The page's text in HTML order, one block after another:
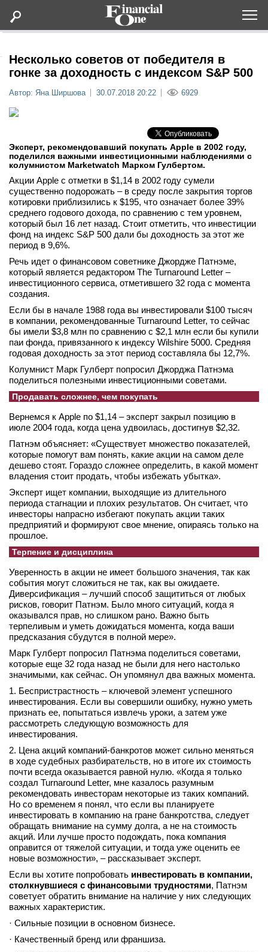
Статьи
Lifestyle
Мероприятия
Новости
Интервью
вконтакте
телеграм
Стать автором
Вход
Несколько советов от победителя в
гонке за доходность с индексом S&P 500
Автор: Яна Ширшова 30.07.2018 20:22 6929
Эксперт, рекомендовавший покупать Apple в 2002 году,
поделился важными инвестиционными наблюдениями с
колумнистом Marketwatch Марком Гулбертом.
Акции Apple с отметки в $1,14 в 2002 году сумели
существенно подорожать – в среду после закрытия торгов
котировки приблизились к $195, что означает более 39%
среднего годового дохода, по сравнению с тем уровнем,
который был 16 лет назад. Стоит отметить, что инвестиции
фонд на индекс S&P 500 дали бы доходность за этот же
период в 9,6%.
Речь идет о финансовом советнике Джордже Патнэме,
который является редактором The Turnaround Letter –
инвестиционного сервиса, отметившего 32 года с момента
создания.
Если бы в начале 1988 года вы инвестировали $100 тысяч
в компании, рекомендованные Turnaround Letter, то сейчас
бы имели $3,8 млн по сравнению с $2,1 млн если бы купили
паи фонда, привязанного к индексу Wilshire 5000. Средняя
годовая доходность за этот период составляла бы 12,7%.
Колумнист Марк Гулберт попросил Джорджа Патнэма
поделиться полезными инвестиционными советами.
Продавать сложнее, чем покупать
Вернемся к Apple по $1,14 – эксперт закрыл позицию в
июле 2004 года, когда цена удвоилась, достигнув $2,32.
Патнэм объясняет: «Существует множество показателей,
которые помогут вам понять, какие акции на самом деле
дешево стоят. Гораздо сложнее определить, в какой момент
владения стоит продать, чтобы избежать убытка».
Эксперт ищет компании, выходящие из длительного
периода стагнации и плохих результатов. Он считает, что
инвесторы напрасно избегают покупать акции таких
предприятий и формируют свое мнение, опираясь только на
прошлое.
Терпение и дисциплина
Уверенность в акции не имеет большого значения, так как
события могут сложиться не так, как вы ожидаете.
Диверсификация – лучший способ защититься от любых
рисков, говорит Патнэм. Было много ситуаций, когда я
оказывался прав, но слишком рано. Важно быть
терпеливым и уметь дожидаться момента, когда ваши
предсказания сбудутся в полной мере».
Марк Гулберт попросил Патнэма поделиться советами,
которые еще 32 года назад не были для него настолько
значимыми, как сейчас. Он упомянул два важных момента.
1. Беспристрастность – ключевой элемент успешного
инвестирования. Если вы совершили ошибку, нужно уметь
признать ее, попытаться извлечь уроки, а затем уже
рассмотреть следующую возможность для
инвестирования.
2. Цена акций компаний-банкротов может сильно меняться
в ходе судебных разбирательств, но в итоге их стоимость
почти всегда оказывается равной нулю. «Когда я только
создал Turnaround Letter, мне казалось разумным
рекомендовать инвесторам некоторые из таких компаний.
Но со временем я понял, что если вы планируете
инвестировать в компанию на гране банкротства, следует
обращать внимание на сумму долга, а не на стоимость
акций. Или лучше просто подождать, пока компания
оправится от тяжелой ситуации, и тогда уже оценить ее
новые возможности», – рассказывает эксперт.
Если вы хотите попробовать инвестировать в компании,
столкнувшиеся с финансовыми трудностями, Патнэм
советует обратить внимание на наличие у них следующих
важных характеристик.
· Сильные позиции в основном бизнесе.
· Качественный бренд или франшиза.